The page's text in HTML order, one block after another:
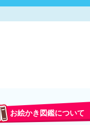
お絵かき図鑑について